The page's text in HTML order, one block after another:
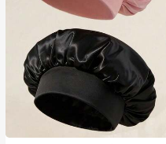
#1 Más vendidos
en Multicolor Gorros para el pelo para mujer
Establecido hace 1 año